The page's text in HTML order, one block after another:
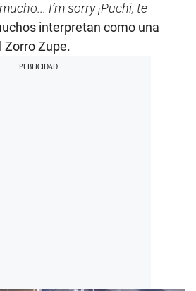
I’m sorry ¡Puchi, te
interpretan como una
Zorro Zupe.